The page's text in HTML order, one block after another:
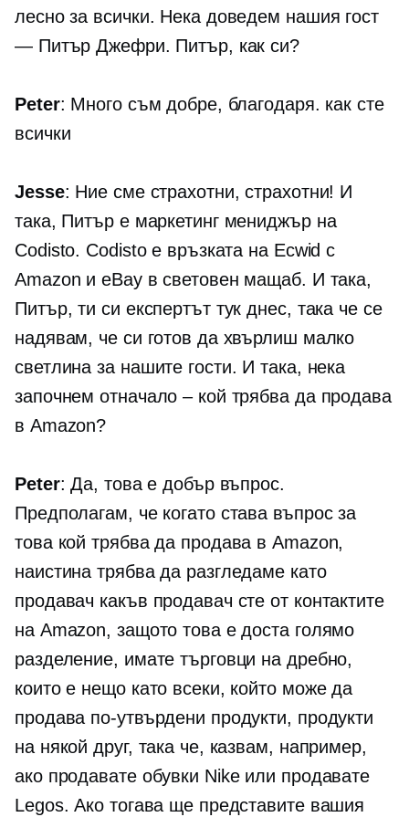
лесно за всички. Нека доведем нашия гост
— Питър Джефри. Питър, как си?
Peter: Много съм добре, благодаря. как сте
всички
Jesse: Ние сме страхотни, страхотни! И
така, Питър е маркетинг мениджър на
Codisto. Codisto е връзката на Ecwid с
Amazon и eBay в световен мащаб. И така,
Питър, ти си експертът тук днес, така че се
надявам, че си готов да хвърлиш малко
светлина за нашите гости. И така, нека
започнем отначало – кой трябва да продава
в Amazon?
Peter: Да, това е добър въпрос.
Предполагам, че когато става въпрос за
това кой трябва да продава в Amazon,
наистина трябва да разгледаме като
продавач какъв продавач сте от контактите
на Amazon, защото това е доста голямо
разделение, имате търговци на дребно,
които е нещо като всеки, който може да
продава по-утвърдени продукти, продукти
на някой друг, така че, казвам, например,
ако продавате обувки Nike или продавате
Legos. Ако тогава ще представите вашия